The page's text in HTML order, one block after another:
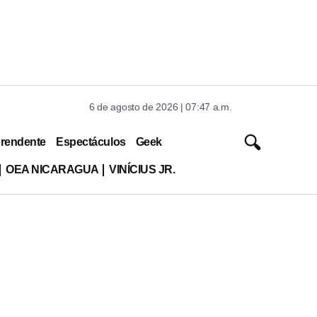
6 de agosto de 2026 | 07:47 a.m.
Espectáculos Geek
OEA NICARAGUA VINÍCIUS JR.